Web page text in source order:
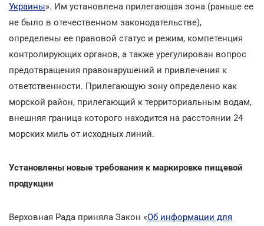
Украины». Им установлена прилегающая зона (раньше ее
не было в отечественном законодательстве),
определены ее правовой статус и режим, компетенция
контролирующих органов, а также урегулирован вопрос
предотвращения правонарушений и привлечения к
ответственности. Прилегающую зону определено как
морской район, прилегающий к территориальным водам,
внешняя граница которого находится на расстоянии 24
морских миль от исходных линий.
Установлены новые требования к маркировке пищевой
продукции
Верховная Рада приняла Закон «Об информации для